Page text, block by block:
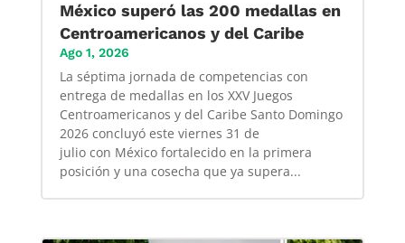
México superó las 200 medallas en
Centroamericanos y del Caribe
Ago 1, 2026
La séptima jornada de competencias con
entrega de medallas en los XXV Juegos
Centroamericanos y del Caribe Santo Domingo
2026 concluyó este viernes 31 de
julio con México fortalecido en la primera
posición y una cosecha que ya supera...